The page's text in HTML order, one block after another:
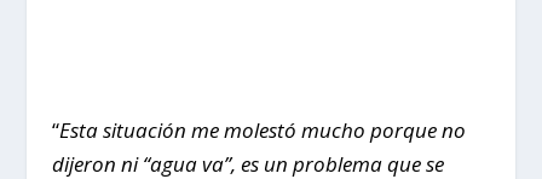
“Esta situación me molestó mucho porque no
dijeron ni “agua va”, es un problema que se